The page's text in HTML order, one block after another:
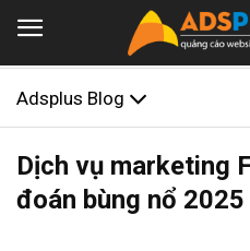
Adsplus Blog
Dịch vụ marketing
đoán bùng nổ 2025